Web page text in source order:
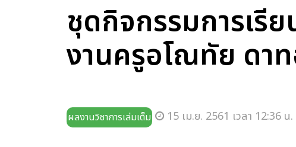
ชุดกิจกรรมการเรี
งานครูอโณทัย ดา
ผลงานวิชาการเล่มเต็ม 15 เม.ย. 2561 เวลา 12:36 น.